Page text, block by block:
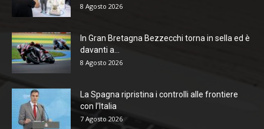
8 Agosto 2026
In Gran Bretagna Bezzecchi torna in sella ed è
davanti a...
8 Agosto 2026
La Spagna ripristina i controlli alle frontiere
con l’Italia
7 Agosto 2026